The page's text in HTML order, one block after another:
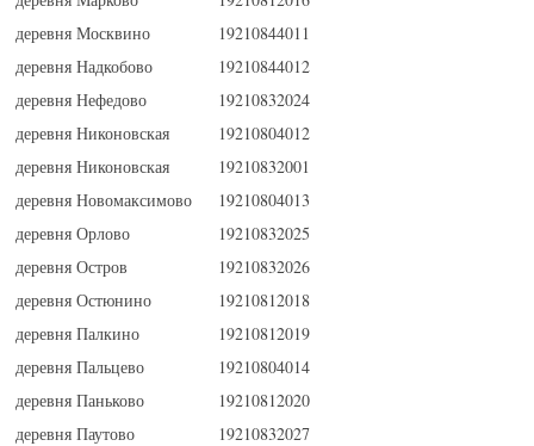
деревня Москвино
19210844011
деревня Надкобово
19210844012
деревня Нефедово
19210832024
деревня Никоновская
19210804012
деревня Никоновская
19210832001
деревня Новомаксимово
19210804013
деревня Орлово
19210832025
деревня Остров
19210832026
деревня Остюнино
19210812018
деревня Палкино
19210812019
деревня Пальцево
19210804014
деревня Паньково
19210812020
деревня Паутово
19210832027